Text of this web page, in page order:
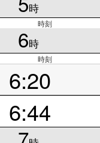
時
時刻
6時
時刻
6:20
6:44